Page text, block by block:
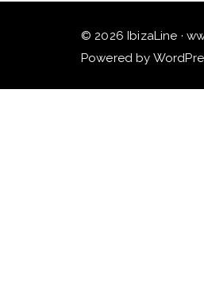
© 2026 IbizaLine ·
Powered by